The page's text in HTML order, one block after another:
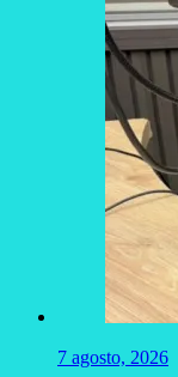
7 agosto, 2026